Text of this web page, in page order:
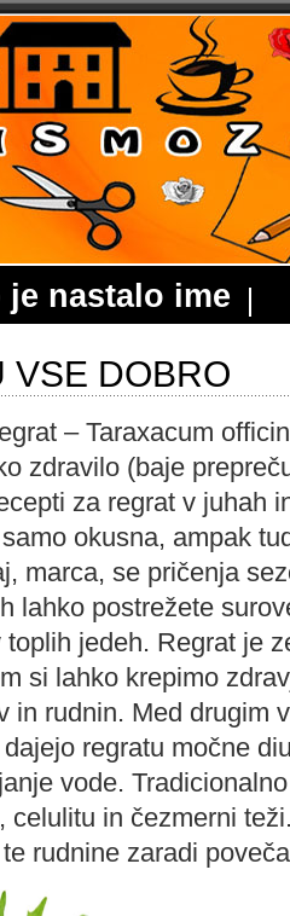
je nastalo ime
VSE DOBRO
– Taraxacum
zdravilo (baje
za regrat v juhah
okusna, ampak
marca, se pričenja
lahko postrežete
jedeh. Regrat je
si lahko krepimo
in rudnin. Med drugim
regratu močne
vode.
celulitu in čezmerni
rudnine zaradi